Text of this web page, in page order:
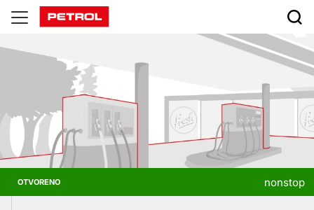
Prodajna
mjesta
OTVORENO nonstop